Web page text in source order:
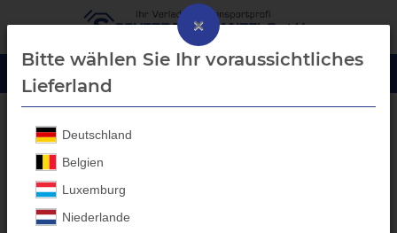
Blech-Bordwanderhöhung
×
Bitte wählen Sie Ihr voraussichtliches
Lieferland
Deutschland
Belgien
Luxemburg
Niederlande